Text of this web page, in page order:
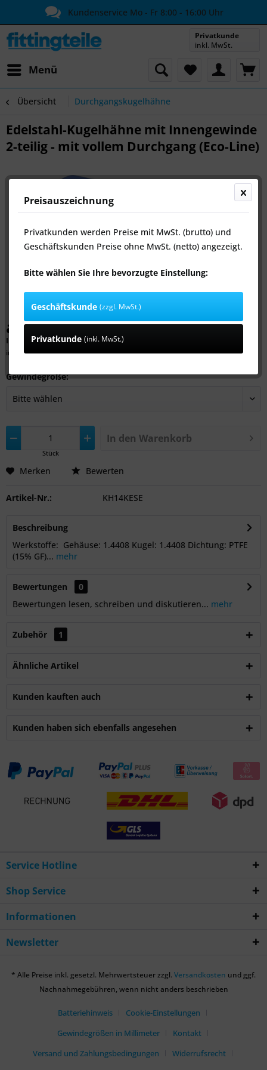
Kundenservice Mo - Fr 8:00 - 16:00 Uhr
Menü
Privatkunde
inkl. MwSt.
Übersicht Durchgangskugelhähne
Edelstahl-Kugelhähne mit Innengewinde
2-teilig - mit vollem Durchgang (Eco-Line)
ab 17,99 € *
Inhalt: 1 Stück
inkl. MwSt.zzgl. Versandkosten
Gewindegröße:
Stück
In den Warenkorb
Merken Bewerten
Artikel-Nr.: KH14KESE
Beschreibung
Werkstoffe: Gehäuse: 1.4408 Kugel: 1.4408 Dichtung: PTFE
(15% GF)... mehr
Bewertungen
0
Bewertungen lesen, schreiben und diskutieren... mehr
Zubehör 1
Ähnliche Artikel
Kunden kauften auch
Kunden haben sich ebenfalls angesehen
Service Hotline
Shop Service
Informationen
Newsletter
* Alle Preise inkl. gesetzl. Mehrwertsteuer zzgl. Versandkosten und ggf.
Nachnahmegebühren, wenn nicht anders beschrieben
Batteriehinweis
Cookie-Einstellungen
Gewindegrößen in Millimeter
Kontakt
Versand und Zahlungsbedingungen
Widerrufsrecht
Preisauszeichnung
Privatkunden werden Preise mit MwSt. (brutto) und
Geschäftskunden Preise ohne MwSt. (netto) angezeigt.
Bitte wählen Sie Ihre bevorzugte Einstellung:
Geschäftskunde (zzgl. MwSt.)
Privatkunde (inkl. MwSt.)